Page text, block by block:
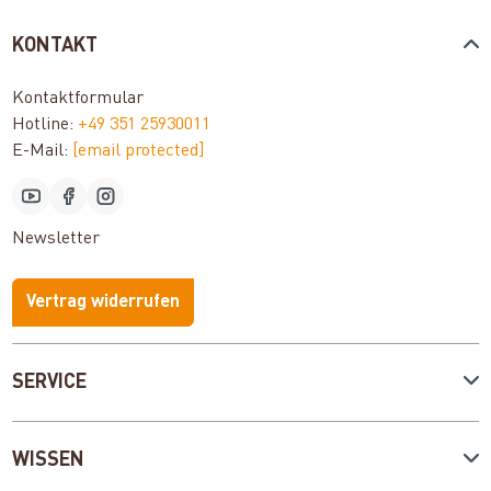
SERVICE
WISSEN
KONTAKT
Kontaktformular
Hotline: +49 351 25930011
E-Mail:
[email protected]
Newsletter
Vertrag widerrufen